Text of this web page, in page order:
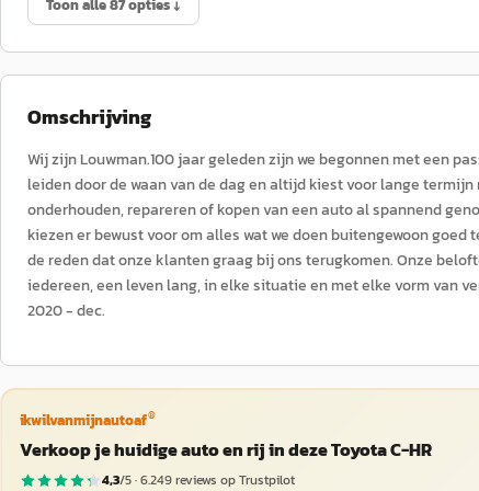
Toon alle 87 opties ↓
Omschrijving
Wij zijn Louwman.100 jaar geleden zijn we begonnen met een
leiden door de waan van de dag en altijd kiest voor lange
onderhouden, repareren of kopen van een auto al spannend
kiezen er bewust voor om alles wat we doen buitengewoon
de reden dat onze klanten graag bij ons terugkomen. Onze
iedereen, een leven lang, in elke situatie en met elke vorm van
2020 - dec.
ikwilvanmijnautoaf®
Verkoop je huidige auto en rij in deze Toyota C-HR
4,3/5 ·6.249reviews op Trustpilot